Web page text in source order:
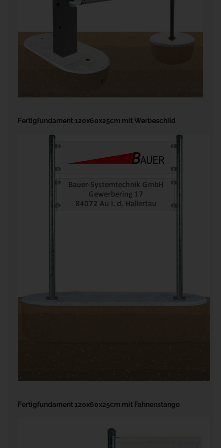
Fertigfundament 120x60x25cm mit Werbeschild
Fertigfundament 120x60x25cm mit Fahnenstange